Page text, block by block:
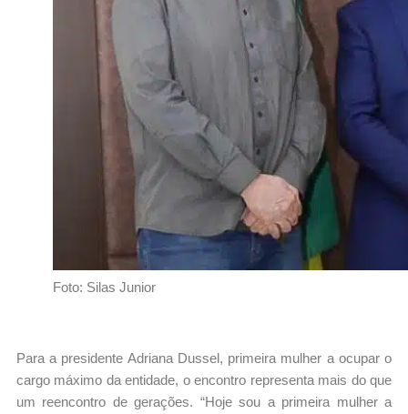
Foto: Silas Junior
Para a presidente Adriana Dussel, primeira mulher a ocupar o
cargo máximo da entidade, o encontro representa mais do que
um reencontro de gerações. “Hoje sou a primeira mulher a